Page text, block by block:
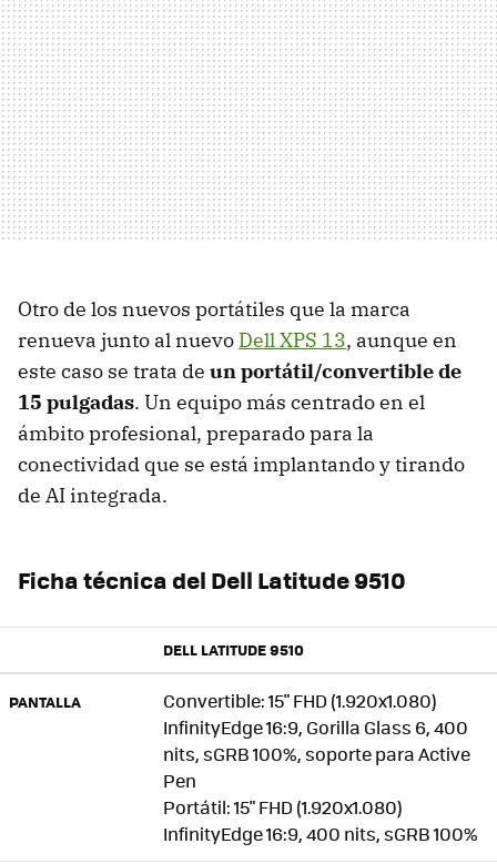
Otro de los nuevos portátiles que la marca
renueva junto al nuevo Dell XPS 13, aunque en
este caso se trata de un portátil/convertible de
15 pulgadas. Un equipo más centrado en el
ámbito profesional, preparado para la
conectividad que se está implantando y tirando
de AI integrada.
Ficha técnica del Dell Latitude 9510
DELL LATITUDE 9510
PANTALLA
Convertible: 15" FHD (1.920x1.080)
InfinityEdge 16:9, Gorilla Glass 6, 400
nits, sGRB 100%, soporte para Active
Pen
Portátil: 15" FHD (1.920x1.080)
InfinityEdge 16:9, 400 nits, sGRB 100%